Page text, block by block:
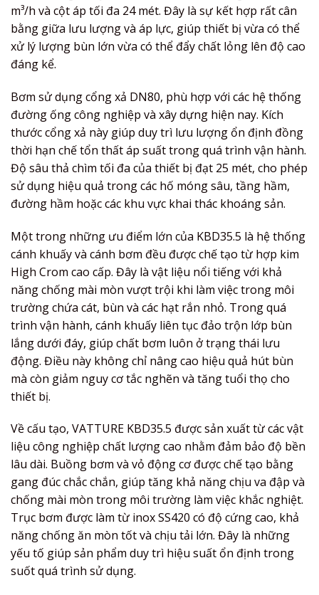
m³/h và cột áp tối đa 24 mét. Đây là sự kết hợp rất cân
bằng giữa lưu lượng và áp lực, giúp thiết bị vừa có thể
xử lý lượng bùn lớn vừa có thể đẩy chất lỏng lên độ cao
đáng kể.
Bơm sử dụng cổng xả DN80, phù hợp với các hệ thống
đường ống công nghiệp và xây dựng hiện nay. Kích
thước cổng xả này giúp duy trì lưu lượng ổn định đồng
thời hạn chế tổn thất áp suất trong quá trình vận hành.
Độ sâu thả chìm tối đa của thiết bị đạt 25 mét, cho phép
sử dụng hiệu quả trong các hố móng sâu, tầng hầm,
đường hầm hoặc các khu vực khai thác khoáng sản.
Một trong những ưu điểm lớn của KBD35.5 là hệ thống
cánh khuấy và cánh bơm đều được chế tạo từ hợp kim
High Crom cao cấp. Đây là vật liệu nổi tiếng với khả
năng chống mài mòn vượt trội khi làm việc trong môi
trường chứa cát, bùn và các hạt rắn nhỏ. Trong quá
trình vận hành, cánh khuấy liên tục đảo trộn lớp bùn
lắng dưới đáy, giúp chất bơm luôn ở trạng thái lưu
động. Điều này không chỉ nâng cao hiệu quả hút bùn
mà còn giảm nguy cơ tắc nghẽn và tăng tuổi thọ cho
thiết bị.
Về cấu tạo, VATTURE KBD35.5 được sản xuất từ các vật
liệu công nghiệp chất lượng cao nhằm đảm bảo độ bền
lâu dài. Buồng bơm và vỏ động cơ được chế tạo bằng
gang đúc chắc chắn, giúp tăng khả năng chịu va đập và
chống mài mòn trong môi trường làm việc khắc nghiệt.
Trục bơm được làm từ inox SS420 có độ cứng cao, khả
năng chống ăn mòn tốt và chịu tải lớn. Đây là những
yếu tố giúp sản phẩm duy trì hiệu suất ổn định trong
suốt quá trình sử dụng.